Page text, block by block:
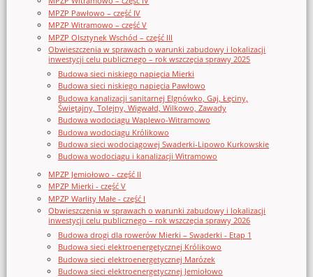
MPZP Pawłowo – część IV
MPZP Witramowo – część V
MPZP Olsztynek Wschód – część III
Obwieszczenia w sprawach o warunki zabudowy i lokalizacji
inwestycji celu publicznego – rok wszczęcia sprawy 2025
Budowa sieci niskiego napięcia Mierki
Budowa sieci niskiego napięcia Pawłowo
Budowa kanalizacji sanitarnej Elgnówko, Gaj, Łęciny,
Świętajny, Tolejny, Wigwałd, Wilkowo, Zawady
Budowa wodociągu Waplewo-Witramowo
Budowa wodociągu Królikowo
Budowa sieci wodociągowej Swaderki-Lipowo Kurkowskie
Budowa wodociągu i kanalizacji Witramowo
MPZP Jemiołowo - część II
MPZP Mierki - część V
MPZP Warlity Małe - część I
Obwieszczenia w sprawach o warunki zabudowy i lokalizacji
inwestycji celu publicznego – rok wszczęcia sprawy 2026
Budowa drogi dla rowerów Mierki – Swaderki - Etap 1
Budowa sieci elektroenergetycznej Królikowo
Budowa sieci elektroenergetycznej Marózek
Budowa sieci elektroenergetycznej Jemiołowo